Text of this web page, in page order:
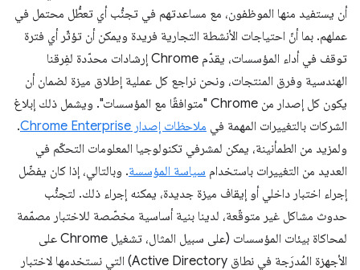
أن يستفيد منها الموظفون، مع مساعدتهم في تجنُّب أي تعطُّل محتمل في
عملهم. بما أنّ احتياجات الأنشطة التجارية فريدة ويمكن أن تؤثّر أي فترة
توقف في أداء المؤسسات، يقدّم Chrome إرشادات محدّدة لفِرقنا
الهندسية وفرق المنتجات، ونحن نراجع كل عملية إطلاق ميزة لضمان أن
يكون كل إصدار من Chrome "متوافقًا مع المؤسسات". ويشمل ذلك إبلاغ
الشركات بالتغييرات المهمة في ملاحظات إصدار Chrome Enterprise
.
ولمزيد من الطمأنينة، يمكن لمشرفي تكنولوجيا المعلومات التحكّم في
العديد من التغييرات باستخدام سياسة المؤسسة. وبالتالي، إذا كان يفضّل
إجراء اختبار داخلي أو إيقاف ميزة جديدة، يمكنه إجراء ذلك. لتجنُّب
حدوث مشاكل غير متوقّعة، لدينا بنية أساسية مخصّصة للاختبار مصمّمة
لمحاكاة بيئات المؤسسات (على سبيل المثال، تشغيل Chrome على
الأجهزة المُدرَجة في نطاق Active Directory) التي نستخدمها لاختبار